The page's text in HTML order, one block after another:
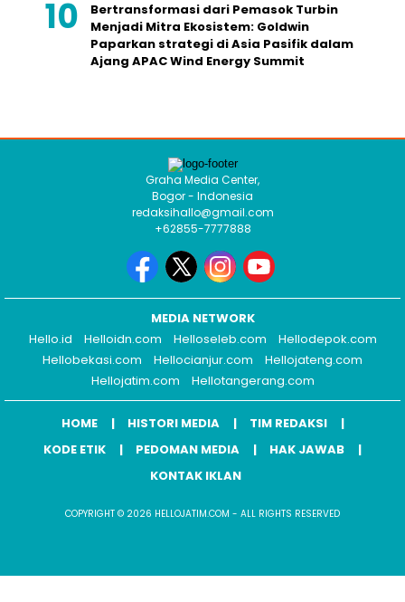
Bertransformasi dari Pemasok Turbin
Menjadi Mitra Ekosistem: Goldwin
Paparkan strategi di Asia Pasifik dalam
Ajang APAC Wind Energy Summit
Graha Media Center,
Bogor - Indonesia
redaksihallo@gmail.com
+62855-7777888
MEDIA NETWORK
Hello.id
Helloidn.com Helloseleb.com
Hellodepok.com
Hellobekasi.com
Hellocianjur.com
Hellojateng.com
Hellojatim.com
Hellotangerang.com
HOME HISTORI MEDIA
TIM REDAKSI
KODE ETIK
PEDOMAN MEDIA
HAK JAWAB
KONTAK IKLAN
COPYRIGHT © 2026 HELLOJATIM.COM - ALL RIGHTS RESERVED